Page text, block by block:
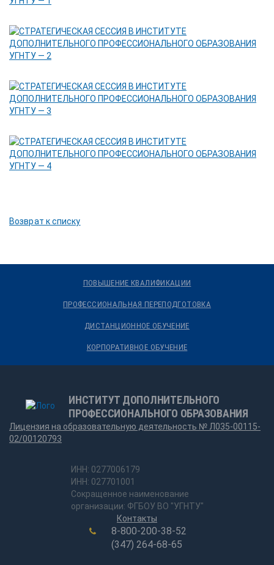
Возврат к списку
ПОВЫШЕНИЕ КВАЛИФИКАЦИИ
ПРОФЕССИОНАЛЬНАЯ ПЕРЕПОДГОТОВКА
ДИСТАНЦИОННОЕ ОБУЧЕНИЕ
КОРПОРАТИВНОЕ ОБУЧЕНИЕ
ИНСТИТУТ ДОПОЛНИТЕЛЬНОГО
ПРОФЕССИОНАЛЬНОГО ОБРАЗОВАНИЯ
Лицензия на образовательную деятельность № Л035-00115-
02/00120793
ИНН: 0277006179
ИНН: 027701001
Сокращенное наименование
организации: ФГБОУ ВО "УГНТУ"
Контакты
8-800-200-38-52
(347) 264-68-65